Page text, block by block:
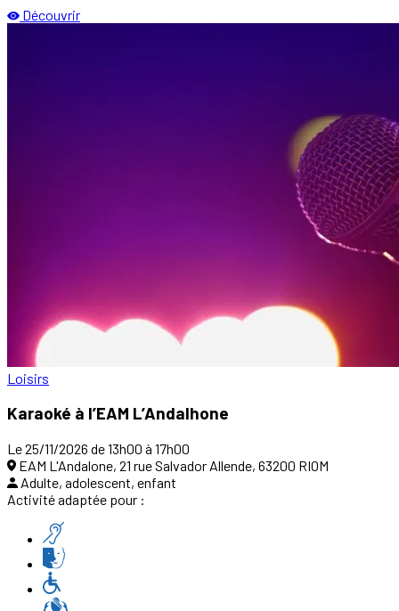
Découvrir
Loisirs
Karaoké à l’EAM L’Andalhone
Le 25/11/2026 de 13h00 à 17h00
EAM L'Andalone, 21 rue Salvador Allende, 63200 RIOM
Adulte, adolescent, enfant
Activité adaptée pour :